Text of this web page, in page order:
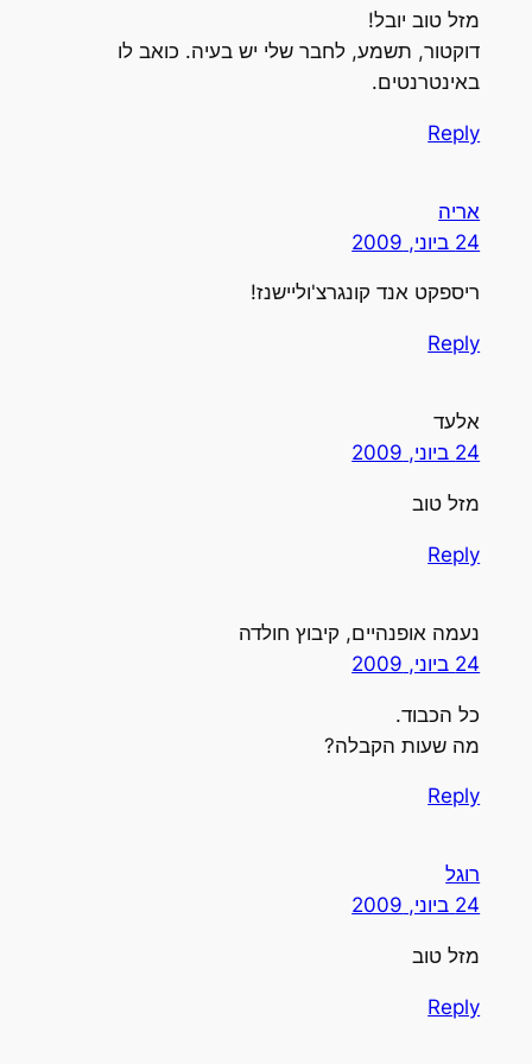
מזל טוב יובל!
דוקטור, תשמע, לחבר שלי יש בעיה. כואב לו
באינטרנטים.
Reply
אריה
24 ביוני, 2009
ריספקט אנד קונגרצ'וליישנז!
Reply
אלעד
24 ביוני, 2009
מזל טוב
Reply
נעמה אופנהיים, קיבוץ חולדה
24 ביוני, 2009
כל הכבוד.
מה שעות הקבלה?
Reply
רוגל
24 ביוני, 2009
מזל טוב
Reply